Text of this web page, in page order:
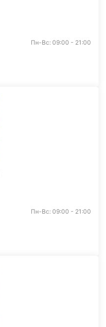
Пн-Вс: 09:00 - 21:00
Пн-Вс: 09:00 - 21:00